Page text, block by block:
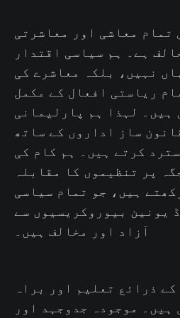
تمام معاشی اور معاشرتی
ہے۔ ہم سیاسی اقتدار
نہیں، بلکہ معاشرے کی
ریاستی افعال کے مکمل
ہیں۔ لہذا ہم پارلیمانی
ساز اداروں کے ساتھ
کرتے ہیں۔ ہم کام کی
پر تنظیموں کا مقابلہ
ہیں، جو تمام سیاسی
یونین بیوروکریسیوں سے
آزاد اور مخالف ہیں۔
ذرائع تعلیم اور براہ
ہیں۔ موجودہ جدوجہد اور